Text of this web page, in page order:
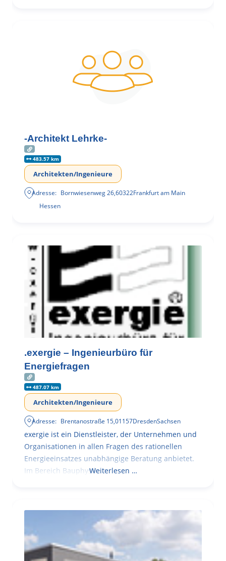
-Architekt Lehrke-
483.57 km
Architekten/Ingenieure
Adresse: Bornwiesenweg 26,60322Frankfurt am Main
Hessen
.exergie – Ingenieurbüro für
Energiefragen
487.07 km
Architekten/Ingenieure
Adresse: Brentanostraße 15,01157DresdenSachsen
exergie ist ein Dienstleister, der Unternehmen und
Organisationen in allen Fragen des rationellen
Energieeinsatzes unabhängige Beratung anbietet.
Im Bereich BauphysikWeiterlesen …